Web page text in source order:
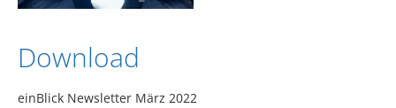
Download
einBlick Newsletter März 2022